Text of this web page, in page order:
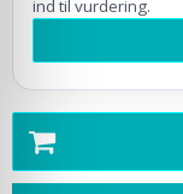
ind til vurdering.